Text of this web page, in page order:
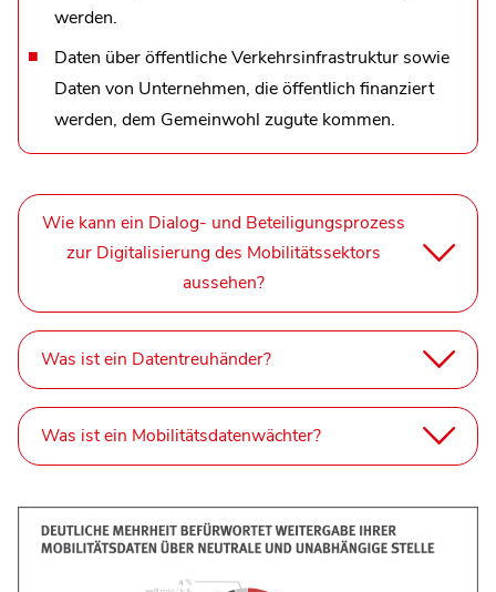
werden.
Daten über öffentliche Verkehrsinfrastruktur sowie
Daten von Unternehmen, die öffentlich finanziert
werden, dem Gemeinwohl zugute kommen.
Wie kann ein Dialog- und Beteiligungsprozess
zur Digitalisierung des Mobilitätssektors
aussehen?
Was ist ein Datentreuhänder?
Was ist ein Mobilitätsdatenwächter?